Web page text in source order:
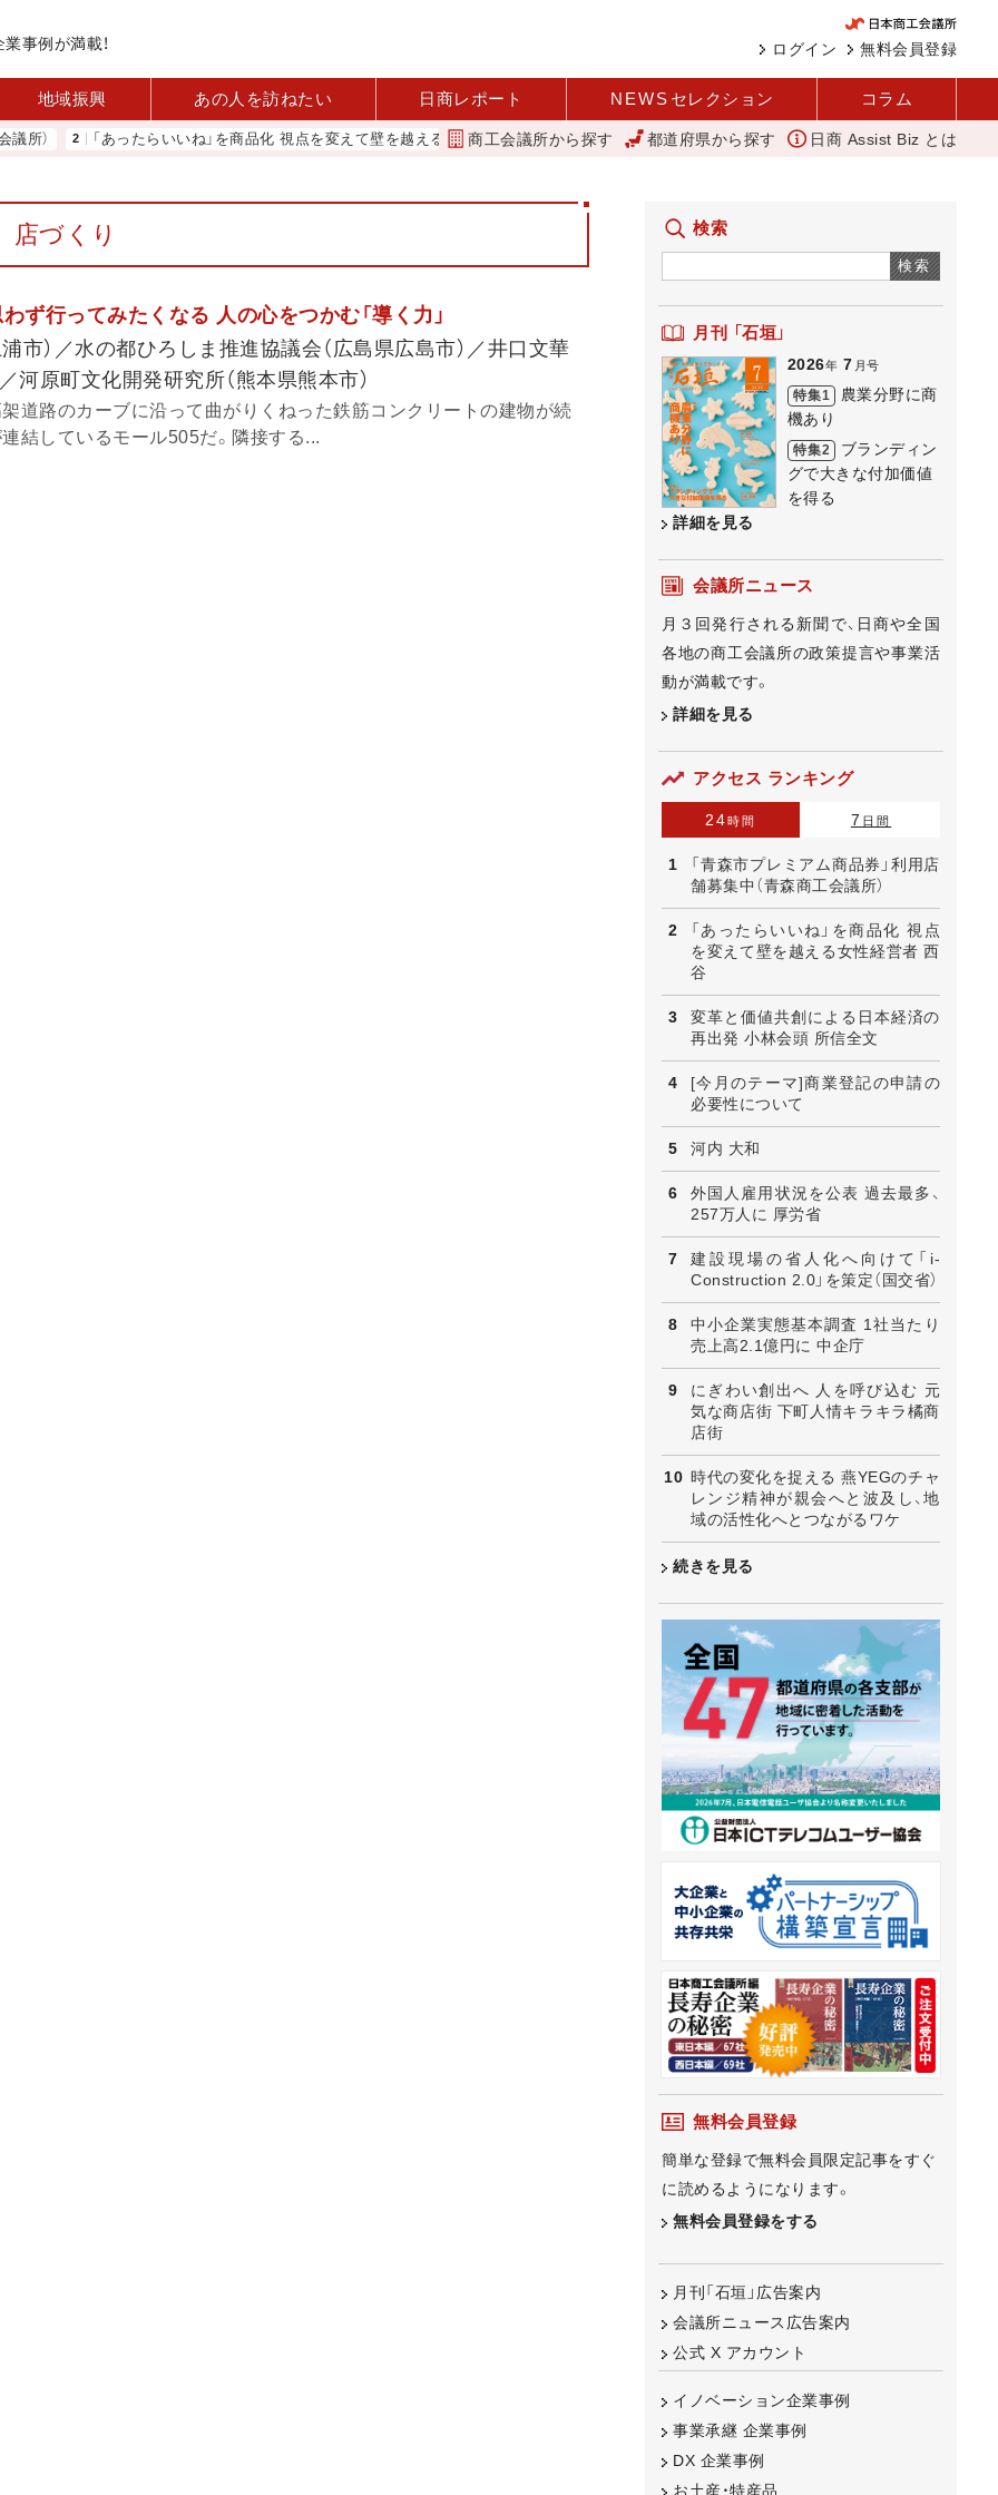
事例が満載！ 無料会員登録
ログイン
地域振興 あの人を訪ねたい 日商レポート NEWS セレクション コラム
） 「あったらいいね」を商品化 視点を変えて壁を越える女性経営者 西谷 変革と価値共創による日本経済の再出発 小林会頭 所信全文
商工会議所から探す 都道府県から探す 日商 Assist Biz とは
店づくり
ず行ってみたくなる 人の心をつかむ「導く力」
市）／水の都ひろしま推進協議会（広島県広島市）／井口文華
河原町文化開発研究所（熊本県熊本市）
道路のカーブに沿って曲がりくねった鉄筋コンクリートの建物が続
結しているモール505だ。隣接する...
検索
検索
月刊 「石垣」
2026年 7 月号
特集1
農業分野に商
機あり
特集2
ブランディン
グで大きな付加価値
を得る
詳細を見る
会議所ニュース
月３回発行される新聞で、日商や全国
各地の商工会議所の政策提言や事業活
動が満載です。
詳細を見る
アクセス ランキング
24時間 7 日間
「青森市プレミアム商品券」利用店
舗募集中（青森商工会議所）
「あったらいいね」を商品化 視点
を変えて壁を越える女性経営者 西
谷
変革と価値共創による日本経済の
再出発 小林会頭 所信全文
[今月のテーマ]商業登記の申請の
必要性について
河内 大和
外国人雇用状況を公表 過去最多、
257万人に 厚労省
建設現場の省人化へ向けて「i-
Construction 2.0」を策定（国交省）
中小企業実態基本調査 1社当たり
売上高2.1億円に 中企庁
にぎわい創出へ 人を呼び込む 元
気な商店街 下町人情キラキラ橘商
店街
時代の変化を捉える 燕YEGのチャ
レンジ精神が親会へと波及し、地
域の活性化へとつながるワケ
続きを見る
無料会員登録
簡単な登録で無料会員限定記事をすぐ
に読めるようになります。
無料会員登録をする
月刊「石垣」広告案内
会議所ニュース広告案内
公式 X アカウント
イノベーション企業事例
事業承継 企業事例
DX 企業事例
お土産・特産品